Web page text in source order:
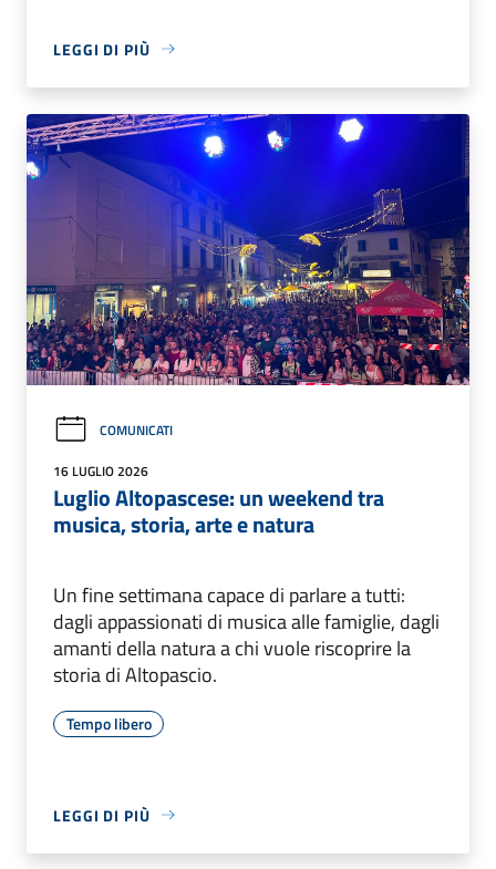
LEGGI DI PIÙ
COMUNICATI
16 LUGLIO 2026
Luglio Altopascese: un weekend tra
musica, storia, arte e natura
Un fine settimana capace di parlare a tutti:
dagli appassionati di musica alle famiglie, dagli
amanti della natura a chi vuole riscoprire la
storia di Altopascio.
Tempo libero
LEGGI DI PIÙ